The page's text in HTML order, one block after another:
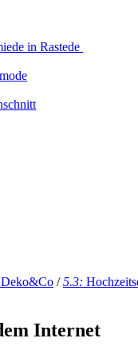
in Rastede
Deko&Co /5.3:
Internet